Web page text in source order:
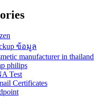
ข้อมูล
manufacturer in thailand
philips
Test
Certificates